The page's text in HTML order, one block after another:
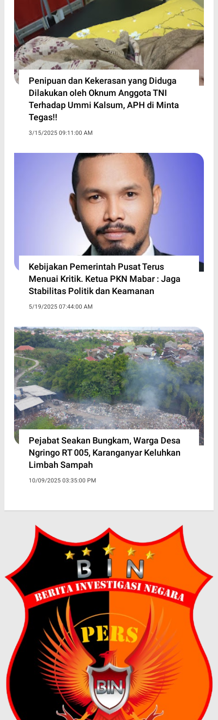
Penipuan dan Kekerasan yang Diduga
Dilakukan oleh Oknum Anggota TNI
Terhadap Ummi Kalsum, APH di Minta
Tegas!!
3/15/2025 09:11:00 AM
Kebijakan Pemerintah Pusat Terus
Menuai Kritik. Ketua PKN Mabar : Jaga
Stabilitas Politik dan Keamanan
5/19/2025 07:44:00 AM
Pejabat Seakan Bungkam, Warga Desa
Ngringo RT 005, Karanganyar Keluhkan
Limbah Sampah
10/09/2025 03:35:00 PM